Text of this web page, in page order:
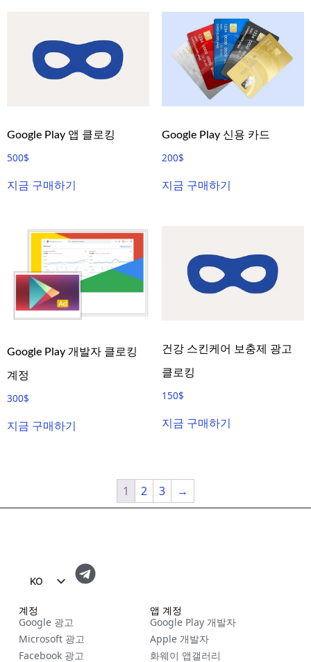
Google Play 앱 클로킹
500$
지금 구매하기
Google Play 신용 카드
200$
지금 구매하기
Google Play 개발자 클로킹
계정
300$
지금 구매하기
건강 스킨케어 보충제 광고
클로킹
150$
지금 구매하기
1 2 3 →
KO
EN
FR
ES
계정
Google 광고
Microsoft 광고
Facebook 광고
앱 계정
Google Play 개발자
Apple 개발자
화웨이 앱갤러리